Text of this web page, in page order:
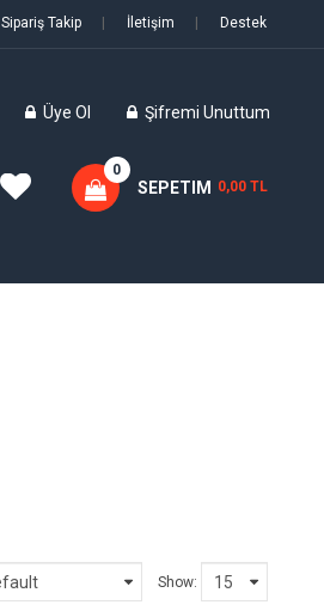
Sipariş Takip İletişim Destek
Üye Ol Şifremi Unuttum
SEPETIM
0
0,00 TL
Show: